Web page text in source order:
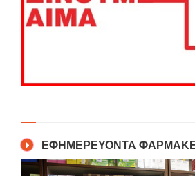
ΕΦΗΜΕΡΕΥΟΝΤΑ